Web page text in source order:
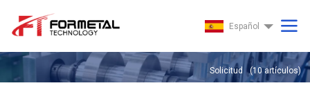
Español
Solicitud (10artículos)